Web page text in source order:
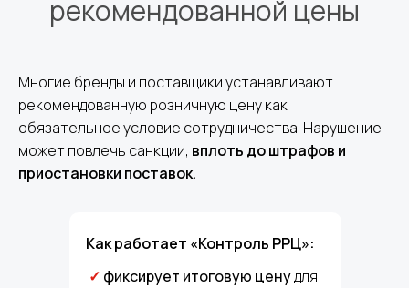
рекомендованной цены
Многие бренды и поставщики устанавливают
рекомендованную розничную цену как
обязательное условие сотрудничества. Нарушение
может повлечь санкции, вплоть до штрафов и
приостановки поставок.
Как работает «Контроль РРЦ»:
✓ фиксирует итоговую ценудля